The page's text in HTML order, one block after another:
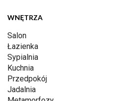
WNĘTRZA
Salon
Łazienka
Sypialnia
Kuchnia
Przedpokój
Jadalnia